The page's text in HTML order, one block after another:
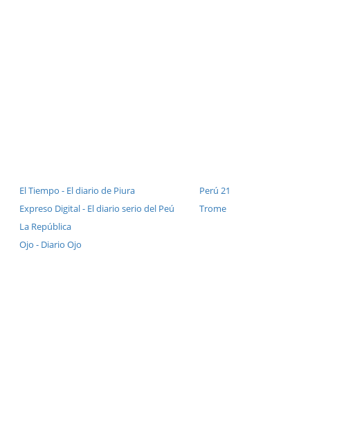
El Tiempo - El diario de Piura
Expreso Digital - El diario serio del Peú
La República
Ojo - Diario Ojo
Perú 21
Trome